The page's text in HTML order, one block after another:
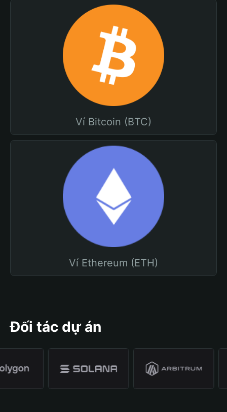
Ví Bitcoin (BTC)
Ví Ethereum (ETH)
Đối tác dự án